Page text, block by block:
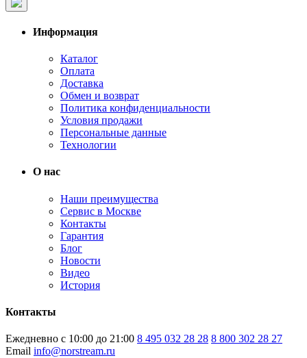
Информация
Каталог
Оплата
Доставка
Обмен и возврат
Политика конфиденциальности
Условия продажи
Персональные данные
Технологии
О нас
Наши преимущества
Сервис в Москве
Контакты
Гарантия
Блог
Новости
Видео
История
Контакты
Ежедневно с 10:00 до 21:00 8 495 032 28 28 8 800 302 28 27
Email info@norstream.ru